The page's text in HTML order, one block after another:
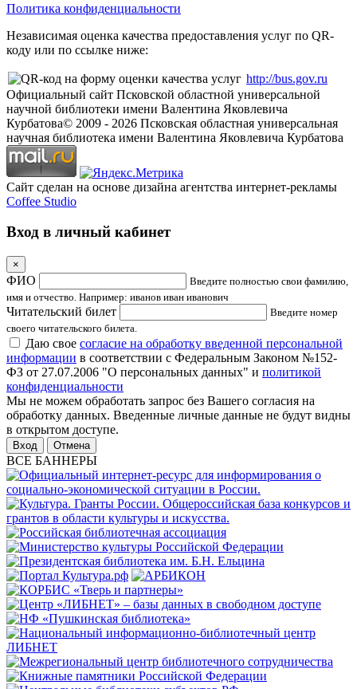
Политика конфиденциальности
Независимая оценка качества предоставления услуг по QR-
коду или по ссылке ниже:
http://bus.gov.ru
Официальный сайт Псковской областной универсальной
научной библиотеки имени Валентина Яковлевича
Курбатова© 2009 - 2026 Псковская областная универсальная
научная библиотека имени Валентина Яковлевича Курбатова
Сайт сделан на основе дизайна агентства интернет-рекламы
Coffee Studio
Вход в личный кабинет
×
ФИО
Введите полностью свои фамилию,
имя и отчество. Например: иванов иван иванович
Читательский билет
Введите номер
своего читательского билета.
Даю свое согласие на обработку введенной персональной
информации в соответствии с Федеральным Законом №152-
ФЗ от 27.07.2006 "О персональных данных" и политикой
конфиденциальности
Мы не можем обработать запрос без Вашего согласия на
обработку данных. Введенные личные данные не будут видны
в открытом доступе.
Отмена
ВСЕ БАННЕРЫ